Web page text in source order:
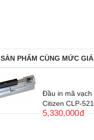
SẢN PHẨM CÙNG MỨC GIÁ
Đầu in mã vạch
Citizen CLP-521
5,330,000đ